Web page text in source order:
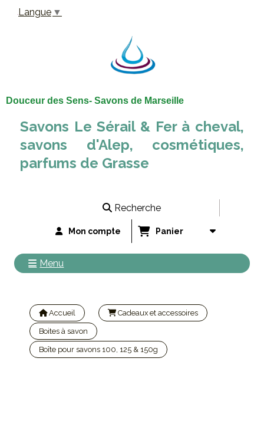
Douceur des Sens- Savons de Marseille
Savons Le Sérail & Fer à cheval,
savons d'Alep, cosmétiques,
parfums de Grasse
Recherche
Mon compte Panier
Menu
Accueil Cadeaux et accessoires
Boites à savon
Boîte pour savons 100, 125 & 150g
Langue ▼